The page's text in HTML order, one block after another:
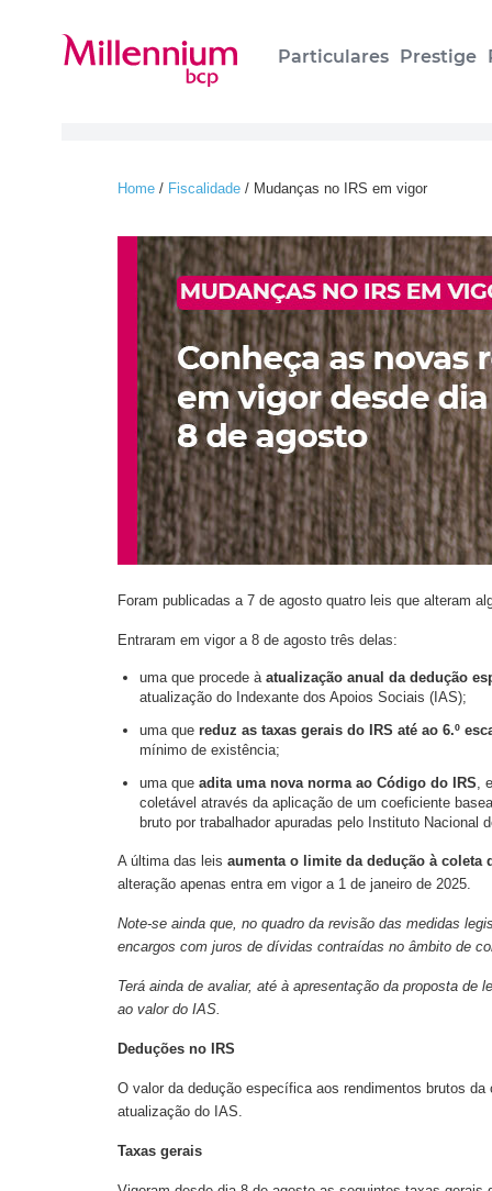
Particulares Prestige
Home / Fiscalidade / Mudanças no IRS em vigor
Foram publicadas a 7 de agosto quatro leis que alteram
Entraram em vigor a 8 de agosto três delas:
uma que procede à atualização anual da dedução
atualização do Indexante dos Apoios Sociais (IAS);
uma que reduz as taxas gerais do IRS até ao 6.º
mínimo de existência;
uma que adita uma nova norma ao Código do IRS,
coletável através da aplicação de um coeficiente
bruto por trabalhador apuradas pelo Instituto Nacional
A última das leis aumenta o limite da dedução à
alteração apenas entra em vigor a 1 de janeiro de 2025.
Note-se ainda que, no quadro da revisão das medidas
encargos com juros de dívidas contraídas no âmbito de
Terá ainda de avaliar, até à apresentação da proposta
ao valor do IAS.
Deduções no IRS
O valor da dedução específica aos rendimentos brutos
atualização do IAS.
Taxas gerais